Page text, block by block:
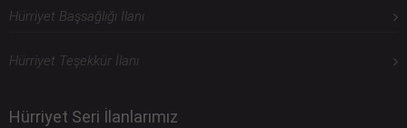
Hürriyet Başsağlığı İlanı
Hürriyet Teşekkür İlanı
Hürriyet Seri İlanlarımız